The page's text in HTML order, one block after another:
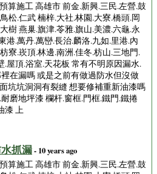
算施工 高雄市 前金.新興.三民.左營.鼓
松.仁武 楠梓.大社.林園.大寮.橋頭.岡
樹 燕巢.旗津.苓雅.旗山.美濃.六龜.永
港.萬丹.萬巒.長治.麟洛.九如.里港.內
寮.崁頂.林邊.南洲.佳冬.枋山.三地門.
.屋頂.浴室.天花板 常有不明原因漏水.
在漏嗎 或是之前有做過防水但沒做
坑坑洞洞有裂縫 想要修補重新油漆嗎
磨地坪漆 欄杆.窗框.門框.鐵門.鐵捲
漆 上
抓漏- 10 years ago
算施工 高雄市 前金.新興.三民.左營.鼓